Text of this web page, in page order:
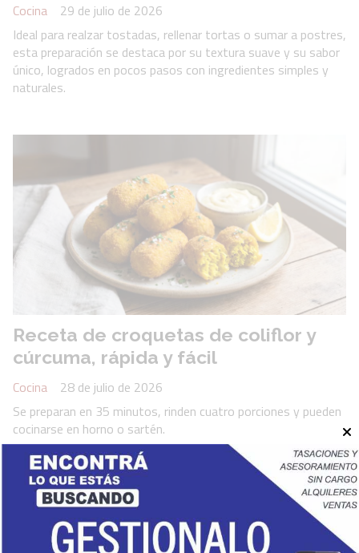
Cocina
29 de julio de 2026
Ideal para realzar tostadas, rellenar tortas o sumar a postres,
esta preparación se destaca por su textura suave y su sabor
único, logrados en pocos pasos con ingredientes simples y
naturales.
Receta de croquetas de coliflor y
cúrcuma, rápida y fácil
Cocina
28 de julio de 2026
Se preparan en 35 minutos, rinden cuatro porciones y pueden
cocinarse en horno o sartén.